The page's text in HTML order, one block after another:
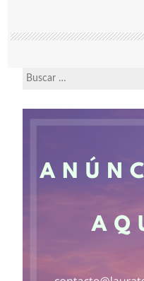
Buscar...